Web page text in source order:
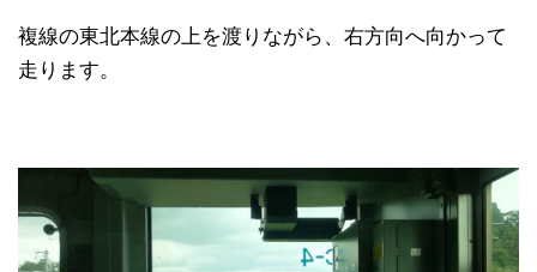
複線の東北本線の上を渡りながら、右方向へ向かって
走ります。